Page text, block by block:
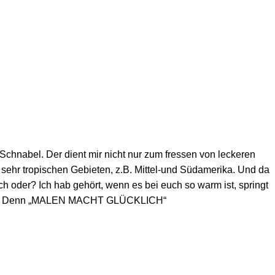
Der dient mir nicht nur zum fressen von leckeren
tropischen Gebieten, z.B. Mittel-und Südamerika. Und da
oder? Ich hab gehört, wenn es bei euch so warm ist, springt
„MALEN MACHT GLÜCKLICH“